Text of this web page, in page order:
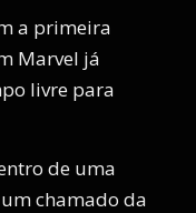
a primeira
Marvel já
livre para
de uma
chamado da